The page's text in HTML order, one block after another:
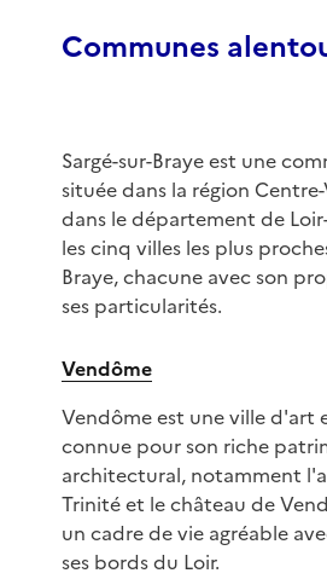
Communes
Sargé-sur-Braye est une
située dans la région
dans le département de
les cinq villes les plus
Braye, chacune avec son
ses particularités.
Vendôme
Vendôme est une ville d'art
connue pour son riche
architectural, notamment
Trinité et le château de
un cadre de vie agréable
ses bords du Loir.